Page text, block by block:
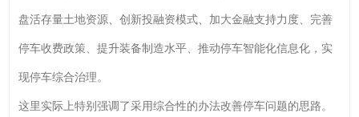
盘活存量土地资源、创新投融资模式、加大金融支持力度、完善
停车收费政策、提升装备制造水平、推动停车智能化信息化，实
现停车综合治理。
这里实际上特别强调了采用综合性的办法改善停车问题的思路。